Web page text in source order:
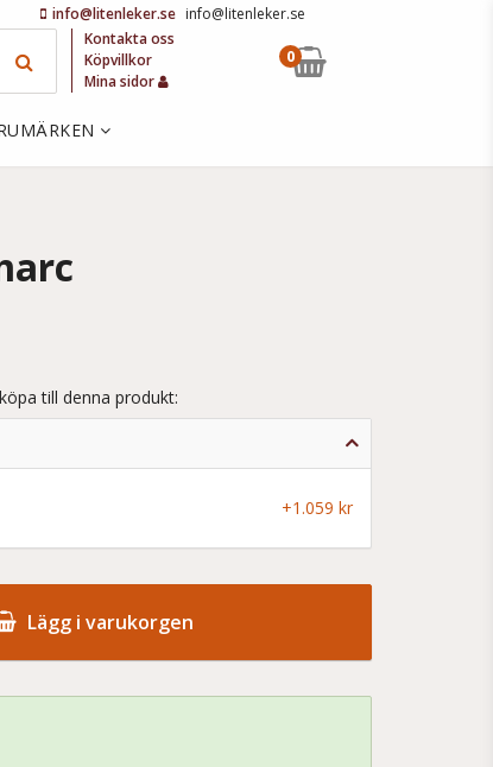
till denna produkt:
+1.059 kr
Lägg i varukorgen
info@litenleker.se info@litenleker.se
Kontakta oss
Köpvillkor
Mina sidor
0